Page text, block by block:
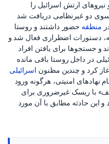
ارتش اسرائیل را
سوی دو غیرنظامی دریافت شد
منطقه حضور داشتند و روستا
دستورات اضطراری فعال شد و
و جستجوها برای یافتن افراد
در داخل روستا باقی مانده
آغاز کرد و چندین مظنون اسرائیلی
نهادهای امنیتی، هرگونه ورود
با ریسک غیرضروری برای
این حادثه مطابق با آن مورد